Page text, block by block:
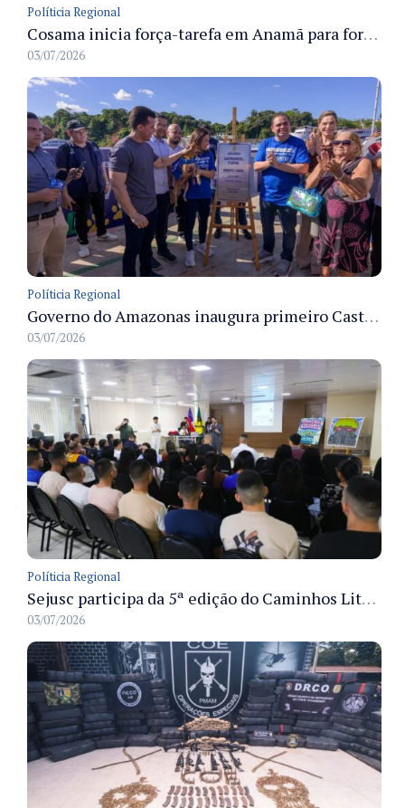
Políticia Regional
Cosama inicia força-tarefa em Anamã para fortalecer abastecimento de água e segurança hídrica da população
03/07/2026
Políticia Regional
Governo do Amazonas inaugura primeiro Castramóvel Fluvial para atendimento veterinário às comunidades ribeirinhas e castração gratuita
03/07/2026
Políticia Regional
Sejusc participa da 5ª edição do Caminhos Literários com foco na cultura hip-hop nas unidades socioeducativas
03/07/2026